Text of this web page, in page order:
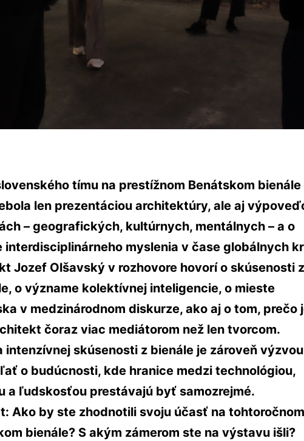
tímu na prestížnom Benátskom bienále
len prezentáciou architektúry, ale aj
– geografických, kultúrnych, mentálnych – a o
interdisciplinárneho myslenia v čase globálnych
Jozef Olšavský v rozhovore hovorí o skúsenosti z
o význame kolektívnej inteligencie, o mieste
v medzinárodnom diskurze, ako aj o tom, prečo
čoraz viac mediátorom než len tvorcom.
intenzívnej skúsenosti z bienále je zároveň výzvou
o budúcnosti, kde hranice medzi technológiou,
a ľudskosťou prestávajú byť samozrejmé.
Ako by ste zhodnotili svoju účasť na tohtoročnom
bienále? S akým zámerom ste na výstavu išli?